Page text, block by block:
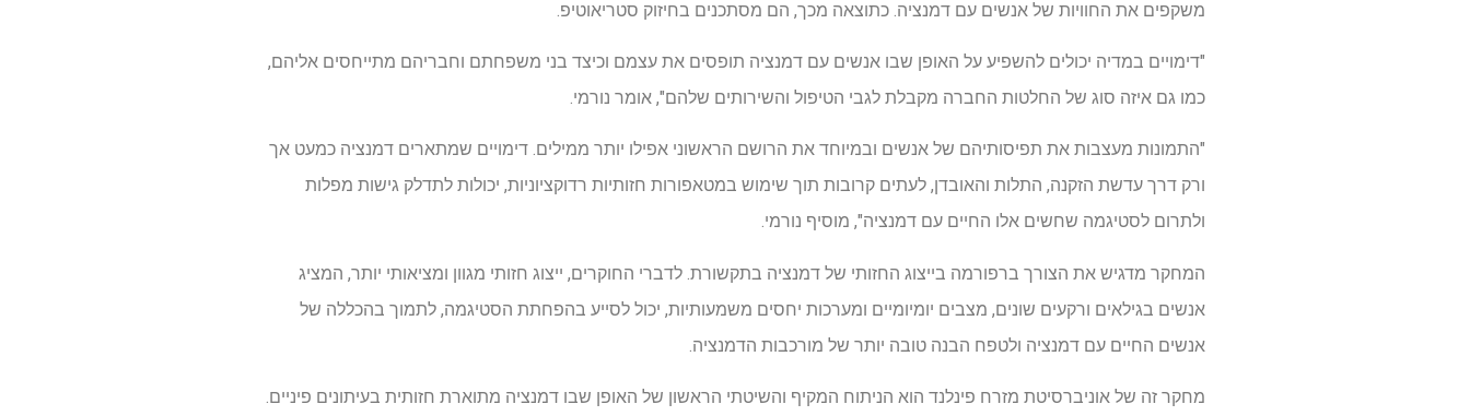
משקפים את החוויות של אנשים עם דמנציה. כתוצאה מכך, הם מסתכנים בחיזוק סטריאוטיפ.
"דימויים במדיה יכולים להשפיע על האופן שבו אנשים עם דמנציה תופסים את עצמם וכיצד בני משפחתם וחבריהם מתייחסים אליהם,
כמו גם איזה סוג של החלטות החברה מקבלת לגבי הטיפול והשירותים שלהם", אומר נורמי.
"התמונות מעצבות את תפיסותיהם של אנשים ובמיוחד את הרושם הראשוני אפילו יותר ממילים. דימויים שמתארים דמנציה כמעט אך
ורק דרך עדשת הזקנה, התלות והאובדן, לעתים קרובות תוך שימוש במטאפורות חזותיות רדוקציוניות, יכולות לתדלק גישות מפלות
ולתרום לסטיגמה שחשים אלו החיים עם דמנציה", מוסיף נורמי.
המחקר מדגיש את הצורך ברפורמה בייצוג החזותי של דמנציה בתקשורת. לדברי החוקרים, ייצוג חזותי מגוון ומציאותי יותר, המציג
אנשים בגילאים ורקעים שונים, מצבים יומיומיים ומערכות יחסים משמעותיות, יכול לסייע בהפחתת הסטיגמה, לתמוך בהכללה של
אנשים החיים עם דמנציה ולטפח הבנה טובה יותר של מורכבות הדמנציה.
מחקר זה של אוניברסיטת מזרח פינלנד הוא הניתוח המקיף והשיטתי הראשון של האופן שבו דמנציה מתוארת חזותית בעיתונים פיניים.